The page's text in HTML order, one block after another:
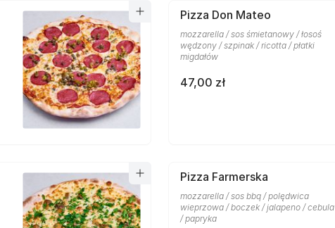
Pizza Don Mateo
mozzarella / sos śmietanowy / łosoś
wędzony / szpinak / ricotta / płatki
migdałów
47,00 zł
Pizza Farmerska
mozzarella / sos bbq / polędwica
wieprzowa / boczek / jalapeno / cebula
/ papryka